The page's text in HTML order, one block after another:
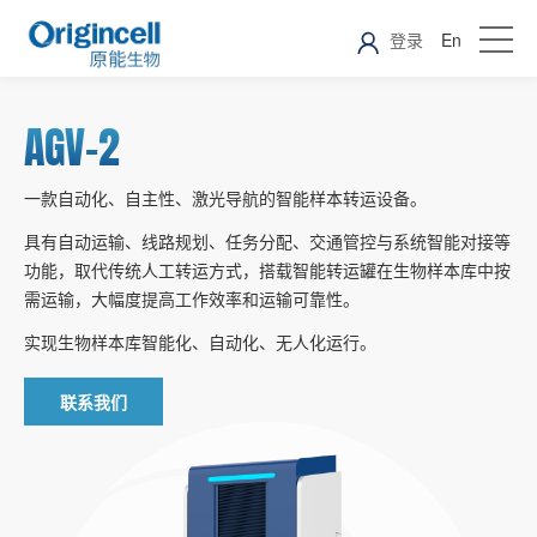
登录 En
AGV-2
一款自动化、自主性、激光导航的智能样本转运设备。
具有自动运输、线路规划、任务分配、交通管控与系统智能对接等
功能，取代传统人工转运方式，搭载智能转运罐在生物样本库中按
需运输，大幅度提高工作效率和运输可靠性。
实现生物样本库智能化、自动化、无人化运行。
联系我们